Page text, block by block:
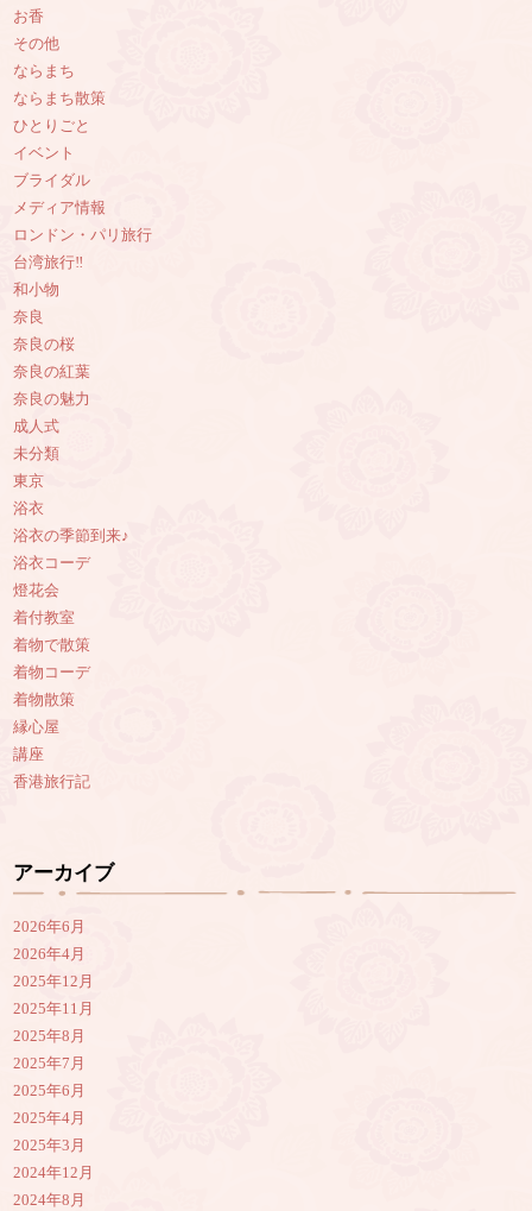
お香
その他
ならまち
ならまち散策
ひとりごと
イベント
ブライダル
メディア情報
ロンドン・パリ旅行
台湾旅行‼︎
和小物
奈良
奈良の桜
奈良の紅葉
奈良の魅力
成人式
未分類
東京
浴衣
浴衣の季節到来♪
浴衣コーデ
燈花会
着付教室
着物で散策
着物コーデ
着物散策
縁心屋
講座
香港旅行記
アーカイブ
2026年6月
2026年4月
2025年12月
2025年11月
2025年8月
2025年7月
2025年6月
2025年4月
2025年3月
2024年12月
2024年8月